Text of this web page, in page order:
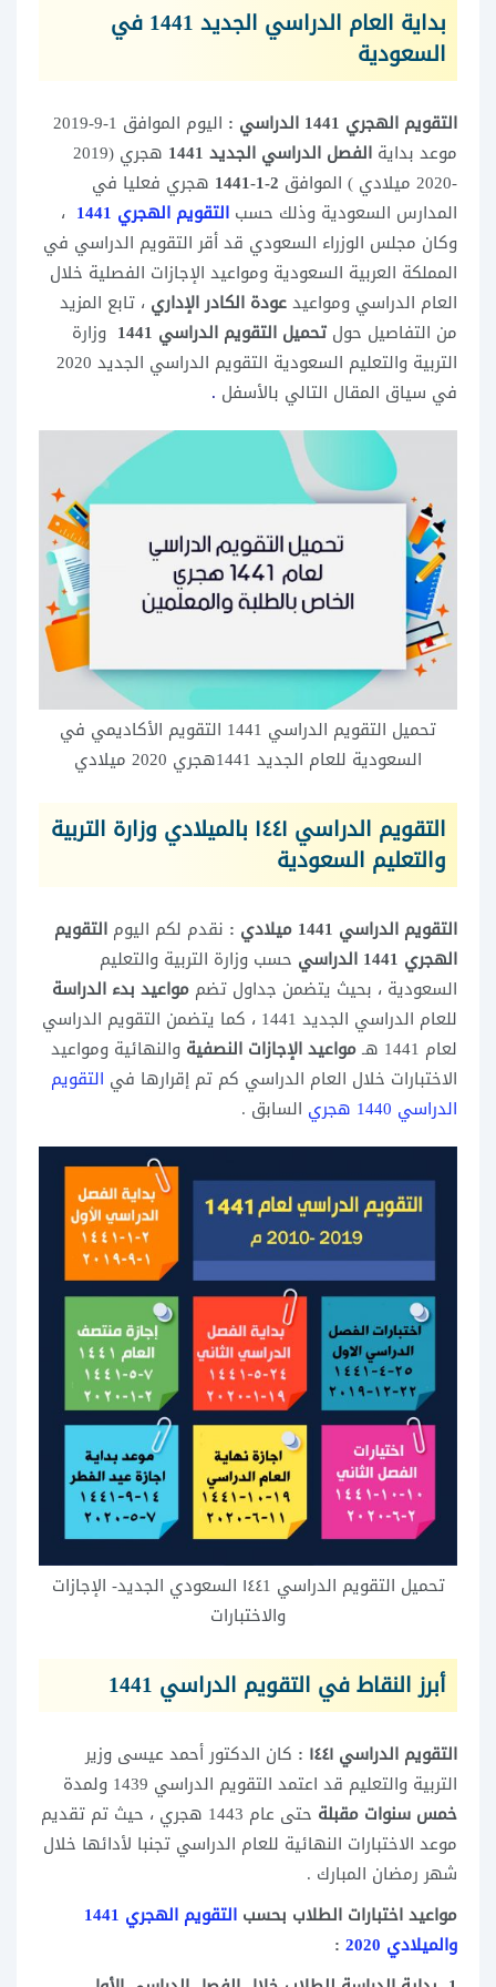
بداية العام الدراسي الجديد 1441 في
السعودية
التقويم الهجري 1441 الدراسي :
اليوم الموافق 1-9-2019
موعد بداية الفصل الدراسي الجديد 1441
هجري (2019
-2020 ميلادي ) الموافق
2-1-1441
هجري فعليا في
المدارس السعودية وذلك حسب التقويم الهجري 1441
،
وكان مجلس الوزراء السعودي قد أقر التقويم الدراسي في
المملكة العربية السعودية ومواعيد الإجازات الفصلية خلال
العام الدراسي ومواعيدعودة الكادر الإداري ، تابع المزيد
من التفاصيل حول تحميل التقويم الدراسي 1441
وزارة
التربية والتعليم السعودية التقويم الدراسي الجديد 2020
في سياق المقال التالي بالأسفل .
تحميل التقويم الدراسي 1441 التقويم الأكاديمي في
السعودية للعام الجديد 1441هجري 2020 ميلادي
التقويم الدراسي ١٤٤١ بالميلادي وزارة التربية
والتعليم السعودية
التقويم الدراسي 1441 ميلادي : نقدم لكم اليوم التقويم
الهجري 1441 الدراسي
حسب وزارة التربية والتعليم
السعودية ، بحيث يتضمن جداول تضم مواعيد بدء الدراسة
للعام الدراسي الجديد 1441 ، كما يتضمن التقويم الدراسي
لعام 1441 هـ
مواعيد الإجازات النصفية والنهائية ومواعيد
الاختبارات خلال العام الدراسي كم تم إقرارها في التقويم
الدراسي 1440 هجري
السابق .
تحميل التقويم الدراسي ١٤٤1 السعودي الجديد- الإجازات
والاختبارات
أبرز النقاط في التقويم الدراسي 1441
التقويم الدراسي ١٤٤١ :
كان الدكتور أحمد عيسى وزير
التربية والتعليم قد اعتمد التقويم الدراسي 1439 ولمدة
خمس سنوات مقبلة
حتى عام 1443 هجري ، حيث تم تقديم
موعد الاختبارات النهائية للعام الدراسي تجنبا لأدائها خلال
شهر رمضان المبارك .
مواعيد اختبارات الطلاب بحسب
التقويم الهجري 1441
والميلادي 2020
: